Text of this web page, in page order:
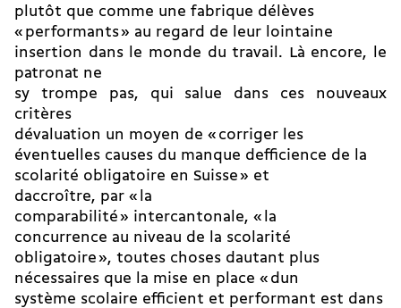
plutôt que comme une fabrique délèves
« performants » au regard de leur lointaine
insertion dans le monde du travail. Là encore, le
patronat ne
sy trompe pas, qui salue dans ces nouveaux
critères
dévaluation un moyen de « corriger les
éventuelles causes du manque defficience de la
scolarité obligatoire en Suisse » et
daccroître, par « la
comparabilité » intercantonale, « la
concurrence au niveau de la scolarité
obligatoire », toutes choses dautant plus
nécessaires que la mise en place « dun
système scolaire efficient et performant est dans